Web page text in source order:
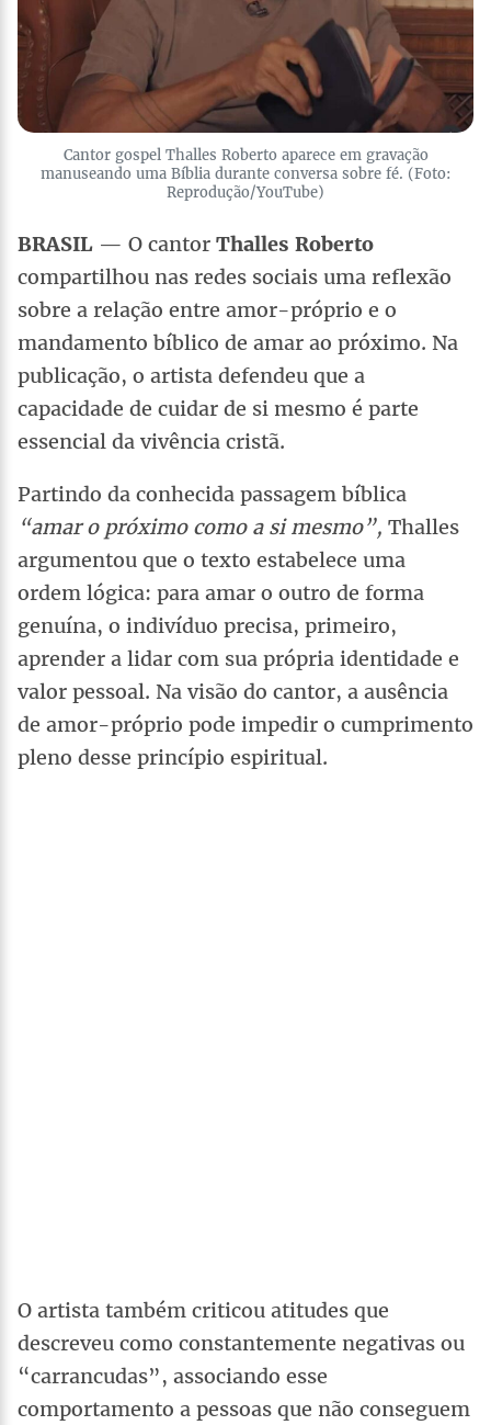
Cantor gospel Thalles Roberto aparece em gravação
manuseando uma Bíblia durante conversa sobre fé. (Foto:
Reprodução/YouTube)
BRASIL — O cantor Thalles Roberto
compartilhou nas redes sociais uma reflexão
sobre a relação entre amor-próprio e o
mandamento bíblico de amar ao próximo. Na
publicação, o artista defendeu que a
capacidade de cuidar de si mesmo é parte
essencial da vivência cristã.
Partindo da conhecida passagem bíblica
“amar o próximo como a si mesmo”, Thalles
argumentou que o texto estabelece uma
ordem lógica: para amar o outro de forma
genuína, o indivíduo precisa, primeiro,
aprender a lidar com sua própria identidade e
valor pessoal. Na visão do cantor, a ausência
de amor-próprio pode impedir o cumprimento
pleno desse princípio espiritual.
O artista também criticou atitudes que
descreveu como constantemente negativas ou
“carrancudas”, associando esse
comportamento a pessoas que não conseguem